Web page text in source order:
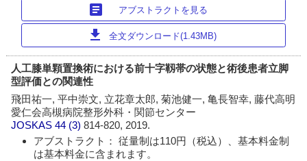
article アブストラクトを見る
download 全文ダウンロード(1.43MB)
人工膝単顆置換術における前十字靱帯の状態と術後患者立脚
型評価との関連性
飛田祐一, 平中崇文, 立花章太郎, 菊池健一, 亀長智幸, 藤代高明
愛仁会高槻病院整形外科・関節センター
JOSKAS 44 (3)814-820, 2019.
アブストラクト： 従量制は110円（税込）、基本料金制
は基本料金に含まれます。